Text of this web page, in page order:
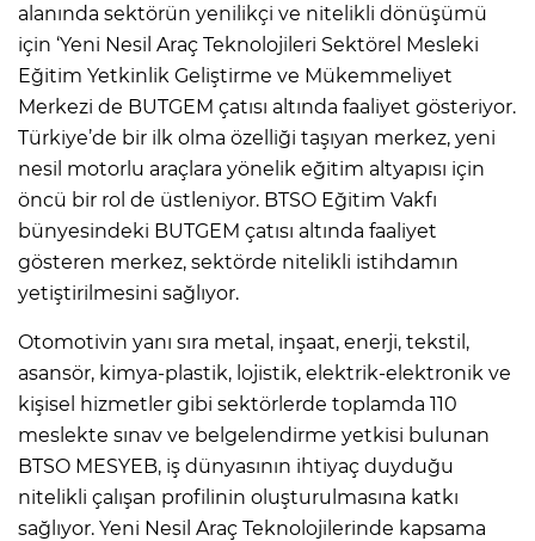
alanında sektörün yenilikçi ve nitelikli dönüşümü
için ‘Yeni Nesil Araç Teknolojileri Sektörel Mesleki
Eğitim Yetkinlik Geliştirme ve Mükemmeliyet
Merkezi de BUTGEM çatısı altında faaliyet gösteriyor.
Türkiye’de bir ilk olma özelliği taşıyan merkez, yeni
nesil motorlu araçlara yönelik eğitim altyapısı için
öncü bir rol de üstleniyor. BTSO Eğitim Vakfı
bünyesindeki BUTGEM çatısı altında faaliyet
gösteren merkez, sektörde nitelikli istihdamın
yetiştirilmesini sağlıyor.
Otomotivin yanı sıra metal, inşaat, enerji, tekstil,
asansör, kimya-plastik, lojistik, elektrik-elektronik ve
kişisel hizmetler gibi sektörlerde toplamda 110
meslekte sınav ve belgelendirme yetkisi bulunan
BTSO MESYEB, iş dünyasının ihtiyaç duyduğu
nitelikli çalışan profilinin oluşturulmasına katkı
sağlıyor. Yeni Nesil Araç Teknolojilerinde kapsama